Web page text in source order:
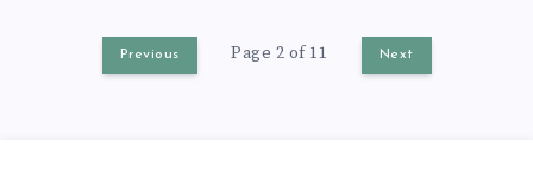
Previous Page 2 of 11 Next